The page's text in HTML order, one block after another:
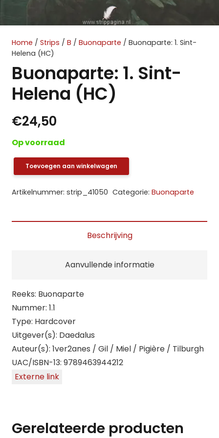
Home / Strips / B / Buonaparte / Buonaparte: 1. Sint-
Helena (HC)
Buonaparte: 1. Sint-
Helena (HC)
€24,50
Op voorraad
Buonaparte:
Toevoegen aan winkelwagen
Artikelnummer: strip_41050 Categorie: Buonaparte
Beschrijving
Aanvullende informatie
Reeks: Buonaparte
Nummer: 1.1
Type: Hardcover
Uitgever(s): Daedalus
Auteur(s): 1ver2anes / Gil / Miel / Pigière / Tilburgh
UAC/ISBN-13: 9789463944212
Externe link
Gerelateerde producten